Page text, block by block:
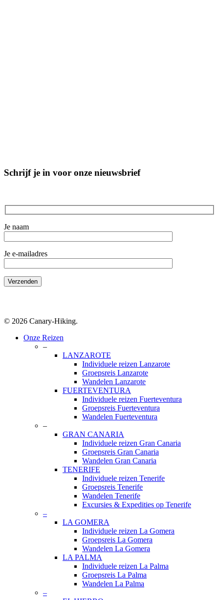
Schrijf je in voor onze nieuwsbrief
Je naam
Je e-mailadres
© 2026 Canary-Hiking.
Close
Onze Reizen
–
LANZAROTE
Individuele reizen Lanzarote
Groepsreis Lanzarote
Wandelen Lanzarote
FUERTEVENTURA
Individuele reizen Fuerteventura
Groepsreis Fuerteventura
Wandelen Fuerteventura
–
GRAN CANARIA
Individuele reizen Gran Canaria
Groepsreis Gran Canaria
Wandelen Gran Canaria
TENERIFE
Individuele reizen Tenerife
Groepsreis Tenerife
Wandelen Tenerife
Excursies & Expedities op Tenerife
–
LA GOMERA
Individuele reizen La Gomera
Groepsreis La Gomera
Wandelen La Gomera
LA PALMA
Individuele reizen La Palma
Groepsreis La Palma
Wandelen La Palma
–